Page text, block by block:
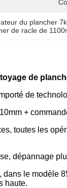
du plancher
de racle de
de
de
+
toutes les
dépannage
le modèle
haute.